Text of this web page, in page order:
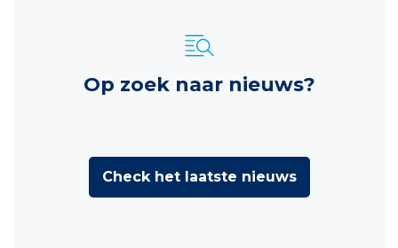
Op zoek naar nieuws?
Check het laatste nieuws